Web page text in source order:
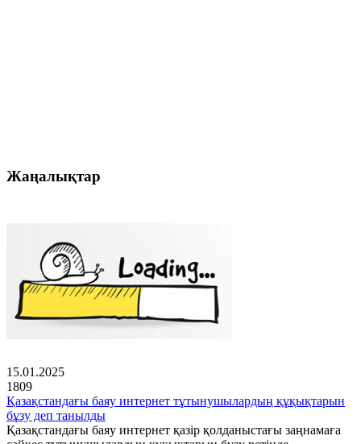
Жаңалықтар
15.01.2025
1809
Қазақстандағы баяу интернет тұтынушылардың құқықтарын
бұзу деп танылды
Қазақстандағы баяу интернет қазір қолданыстағы заңнамаға